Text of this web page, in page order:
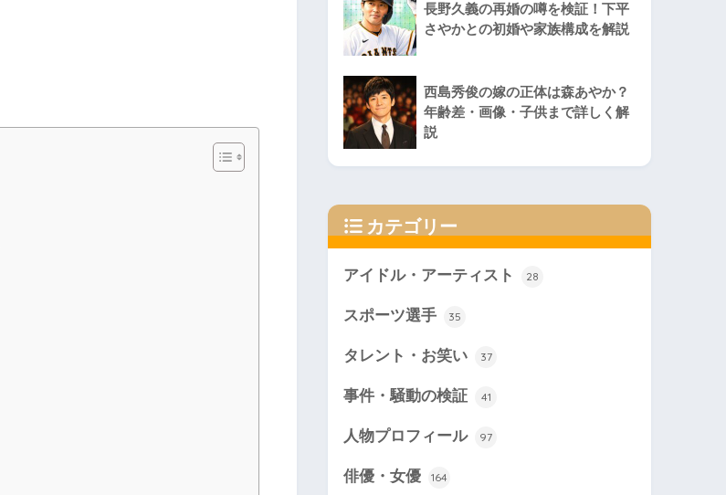
長野久義の再婚の噂を検証！下平
さやかとの初婚や家族構成を解説
西島秀俊の嫁の正体は森あやか？
年齢差・画像・子供まで詳しく解
説
カテゴリー
アイドル・アーティスト 28
スポーツ選手 35
タレント・お笑い 37
事件・騒動の検証 41
人物プロフィール 97
俳優・女優 164